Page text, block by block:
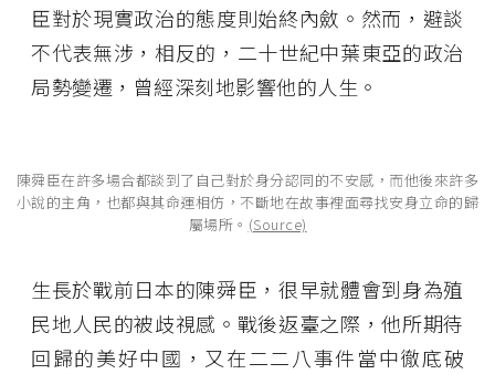
臣對於現實政治的態度則始終內斂。然而，避談
不代表無涉，相反的，二十世紀中葉東亞的政治
局勢變遷，曾經深刻地影響他的人生。
陳舜臣在許多場合都談到了自己對於身分認同的不安感，而他後來許多
小說的主角，也都與其命運相仿，不斷地在故事裡面尋找安身立命的歸
屬場所。 (Source)
生長於戰前日本的陳舜臣，很早就體會到身為殖
民地人民的被歧視感。戰後返臺之際，他所期待
回歸的美好中國，又在二二八事件當中徹底破